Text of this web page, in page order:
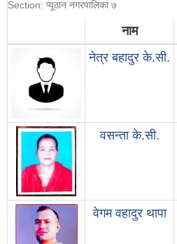
Section: प्यूठान नगरपालिका ७
नाम
नेत्र बहादुर के.सी.
वसन्ता के.सी.
वेगम वहादुर थापा